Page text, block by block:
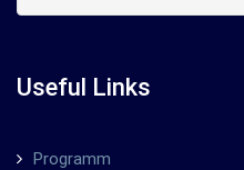
Useful Links
Programm